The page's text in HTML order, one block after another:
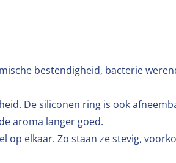
bestendigheid, bacterie
De siliconen ring is ook
aroma langer goed.
elkaar. Zo staan ze stevig,